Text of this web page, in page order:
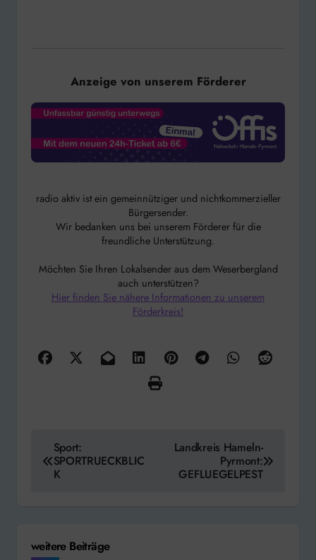
Anzeige von unserem Förderer
radio aktiv ist ein gemeinnütziger und nichtkommerzieller
Bürgersender.
Wir bedanken uns bei unserem Förderer für die
freundliche Unterstützung.
Möchten Sie Ihren Lokalsender aus dem Weserbergland
auch unterstützen?
Hier finden Sie nähere Informationen zu unserem
Förderkreis!
Sport:
SPORTRUECKBLIC
K
Landkreis Hameln-
Pyrmont:
GEFLUEGELPEST
weitere Beiträge